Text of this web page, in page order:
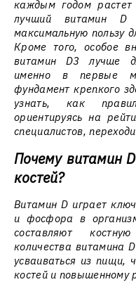
каждым годом
лучший витамин D
максимальную пользу
Кроме того, особое
витамин D3 лучше
именно в первые
фундамент крепкого
узнать, как
ориентируясь на
специалистов,
Почему витамин
костей?
Витамин D играет
и фосфора в
составляют
количества витамина
усваиваться из пищи,
костей и повышенному